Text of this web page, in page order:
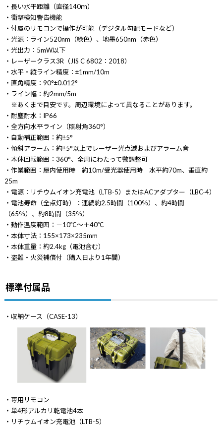
・長い水平距離（直径140ｍ）
・衝撃検知警告機能
・付属のリモコンで操作が可能（デジタル勾配モードなど）
・光源：ライン520nm（緑色）、地墨650nm（赤色）
・光出力：5mW以下
・レーザークラス3R（JIS C 6802：2018）
・水平・縦ライン精度：±1mm/10m
・直角精度：90°±0.012°
・ライン幅：約2mm/5m
※あくまで目安です。周辺環境によって異なることがあります。
・耐塵耐水：IP66
・全方向水平ライン（照射角360°）
・自動補正範囲：約±5°
・傾斜アラーム：約±5°以上でレーザー光点滅およびアラーム音
・本体回転範囲：360°、全周にわたって微調整可
・作業範囲：屋内使用時 約10m/受光器使用時 水平約70m、垂直約
25m
・電源：リチウムイオン充電池（LTB-5）またはACアダプター（LBC-4）
・電池寿命（全点灯時）：連続約2.5時間（100％）、約4時間
（65％）、約8時間（35％）
・動作温度範囲：－10℃～＋40℃
・本体寸法：155×173×235mm
・本体重量：約2.4kg（電池含む）
・盗難・火災補償付（購入日より1年間）
標準付属品
・収納ケース（CASE-13）
・専用リモコン
・単4形アルカリ乾電池4本
・リチウムイオン充電池（LTB-5）